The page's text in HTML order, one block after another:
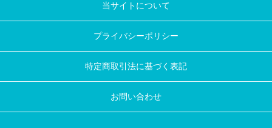
当サイトについて
プライバシーポリシー
特定商取引法に基づく表記
お問い合わせ